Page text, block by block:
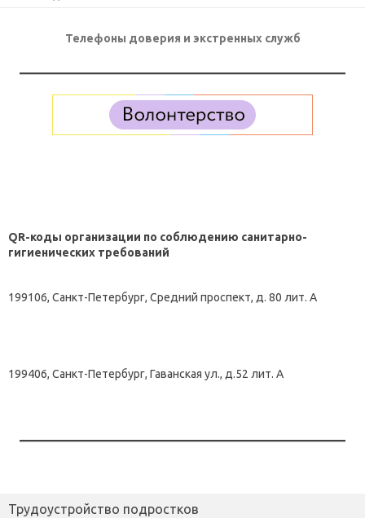
Телефоны доверия и экстренных служб
QR-коды организации по соблюдению санитарно-
гигиенических требований
199106, Санкт-Петербург, Средний проспект, д. 80 лит. А
199406, Санкт-Петербург, Гаванская ул., д.52 лит. А
Трудоустройство подростков